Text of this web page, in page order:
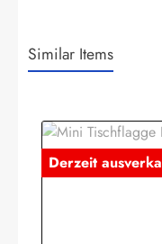
Similar Items
Derzeit